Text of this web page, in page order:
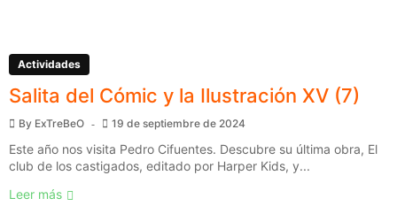
Actividades
Salita del Cómic y la Ilustración XV (7)
By ExTreBeO 19 de septiembre de 2024
Este año nos visita Pedro Cifuentes. Descubre su última obra, El
club de los castigados, editado por Harper Kids, y...
Leer más